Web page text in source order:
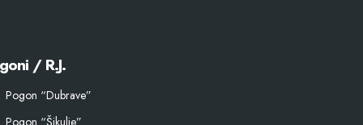
/ R.J.
Pogon “Dubrave”